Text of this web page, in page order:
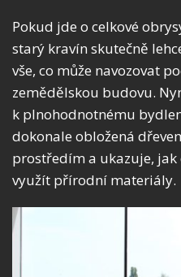
Pokud jde o celkové
starý kravín skutečně
vše, co může navozovat
zemědělskou budovu.
k plnohodnotnému
dokonale obložená
prostředím a ukazuje,
využít přírodní materiály.